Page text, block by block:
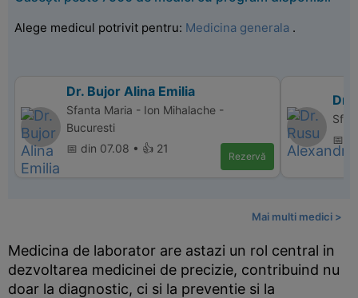
Alege medicul potrivit pentru: Medicina generala .
Dr. Bujor Alina Emilia
Sfanta Maria - Ion Mihalache -
Bucuresti
📅 din 07.08 • 👍 21
Rezervă
Dr.
📅
Mai multi medici >
Medicina de laborator are astazi un rol central in
dezvoltarea medicinei de precizie, contribuind nu
doar la diagnostic, ci si la preventie si la